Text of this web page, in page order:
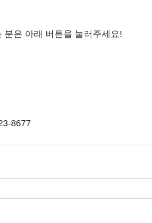
은 아래 버튼을 눌러주세요!
8677